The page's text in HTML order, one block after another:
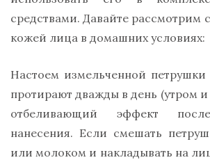
средствами. Давайте рассмотрим
кожей лица в домашних условиях:
Настоем измельченной
протирают дважды в день (утром
отбеливающий эффект
нанесения. Если смешать
или молоком и накладывать на